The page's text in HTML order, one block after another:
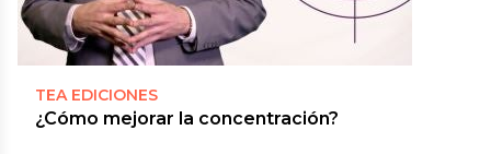
TEA EDICIONES
¿Cómo mejorar la concentración?